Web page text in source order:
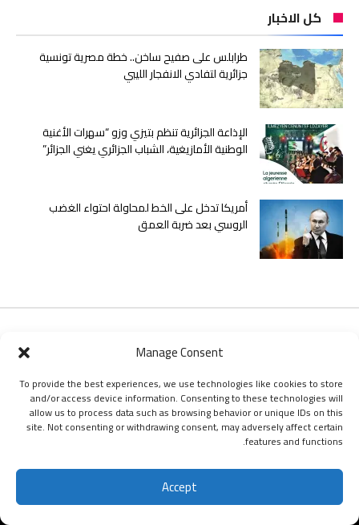
Manage Consent
To provide the best experiences, we use technologies like cookies to store
and/or access device information. Consenting to these technologies will
allow us to process data such as browsing behavior or unique IDs on this
site. Not consenting or withdrawing consent, may adversely affect certain
features and functions.
Accept
كل الاخبار
طرابلس على صفيح ساخن.. خطة مصرية تونسية
جزائرية لتفادي الانفجار الليبي
الإذاعة الجزائرية تنظم بتيزي وزو “سهرات الأغنية
الوطنية الأمازيغية، الشباب الجزائري يغني الجزائر”
أمريكا تدخل على الخط لمحاولة احتواء الغضب
الروسي بعد ضربة العمق
.المؤشر" يومية جزائرية تصدر عن ش.ذ.م.م المرسم بزنس، يديرها الاعلامي مراد
سيد، ومسؤول نشرها الصحفي المخصرم لخضر فراط" تتبنى “المؤشر” الخط الوطنيّ
الذي يدافعُ عن استقلالِ الجزائرِ وسيادتها. وتُؤكّدُ على أن هذا الخطّ يجمعُ ولا يفرق،
وأنّهُ طريقها ومنارةُ دربها في هذه التجربةِ الإعلاميةِ.